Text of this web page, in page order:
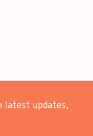
latest updates,